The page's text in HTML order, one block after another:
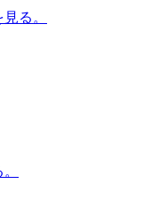
る。